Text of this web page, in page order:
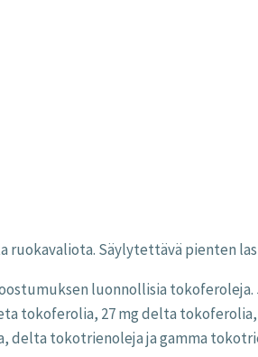
ruokavaliota. Säylytettävä pienten
luonnollisia tokoferoleja.
tokoferolia, 27 mg delta
tokotrienoleja ja gamma